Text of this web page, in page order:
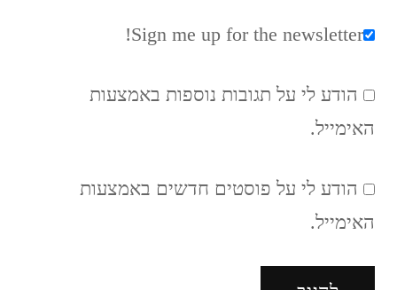
Sign me up for the newsletter!
הודע לי על תגובות נוספות באמצעות
האימייל.
הודע לי על פוסטים חדשים באמצעות
האימייל.